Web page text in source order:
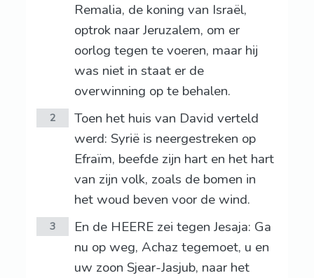
Remalia, de koning van Israël,
optrok naar Jeruzalem, om er
oorlog tegen te voeren, maar hij
was niet in staat er de
overwinning op te behalen.
2
Toen het huis van David verteld
werd: Syrië is neergestreken op
Efraïm, beefde zijn hart en het hart
van zijn volk, zoals de bomen in
het woud beven voor de wind.
3
En de HEERE zei tegen Jesaja: Ga
nu op weg, Achaz tegemoet, u en
uw zoon Sjear-Jasjub, naar het